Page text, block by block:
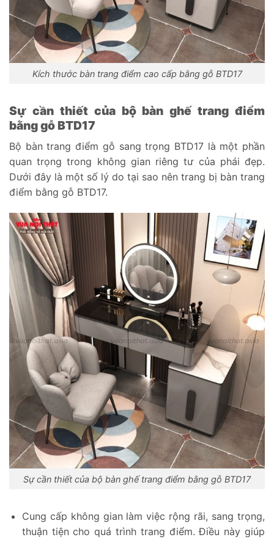
Kích thước bàn trang điểm cao cấp bằng gỗ BTD17
Sự cần thiết của bộ bàn ghế trang điểm
bằng gỗ BTD17
Bộ bàn trang điểm gỗ sang trọng BTD17 là một phần
quan trọng trong không gian riêng tư của phái đẹp.
Dưới đây là một số lý do tại sao nên trang bị bàn trang
điểm bằng gỗ BTD17.
Sự cần thiết của bộ bàn ghế trang điểm bằng gỗ BTD17
Cung cấp không gian làm việc rộng rãi, sang trọng,
thuận tiện cho quá trình trang điểm. Điều này giúp